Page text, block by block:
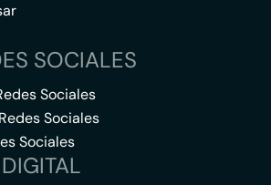
SOCIALES
Sociales
Sociales
Sociales